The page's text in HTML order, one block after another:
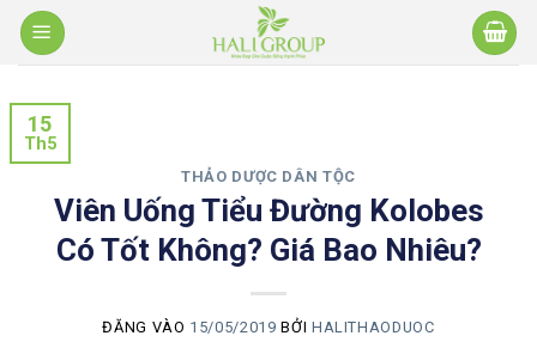
Bỏ
qua
dung
15
Th5
THẢO DƯỢC DÂN TỘC
Viên Uống Tiểu Đường Kolobes
Có Tốt Không? Giá Bao Nhiêu?
ĐĂNG VÀO 15/05/2019 BỞI HALITHAODUOC